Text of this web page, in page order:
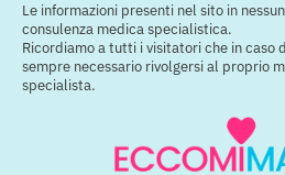
Le informazioni presenti nel sito in
consulenza medica specialistica.
Ricordiamo a tutti i visitatori che in caso
sempre necessario rivolgersi al proprio
specialista.